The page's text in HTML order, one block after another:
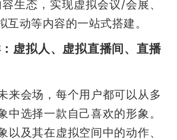
生态，实现虚拟会议/会展、
互动等内容的一站式搭建。
虚拟人、虚拟直播间、直播
来会场，每个用户都可以从多
中选择一款自己喜欢的形象。
以及其在虚拟空间中的动作、